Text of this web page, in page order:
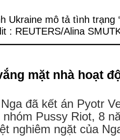
Ukraine mô tả tình trạng
: REUTERS/Alina
mặt nhà hoạt
đã kết án Pyotr
Pussy Riot, 8
nghiêm ngặt của